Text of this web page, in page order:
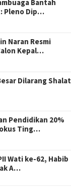
Bantah
Pleno Dip…
Naran Resmi
Kepal…
Dilarang Shalat
Pendidikan 20%
Ting…
Wati ke-62, Habib
A…